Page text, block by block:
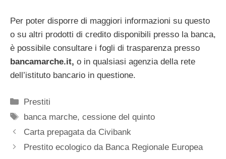
Per poter disporre di maggiori informazioni su questo
o su altri prodotti di credito disponibili presso la banca,
è possibile consultare i fogli di trasparenza presso
bancamarche.it, o in qualsiasi agenzia della rete
dell’istituto bancario in questione.
Categorie
Prestiti
Tag
banca marche,cessione del quinto
Carta prepagata da Civibank
Prestito ecologico da Banca Regionale Europea